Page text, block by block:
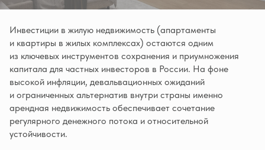
Инвестиции в жилую недвижимость (апартаменты
и квартиры в жилых комплексах) остаются одним
из ключевых инструментов сохранения и приумножения
капитала для частных инвесторов в России. На фоне
высокой инфляции, девальвационных ожиданий
и ограниченных альтернатив внутри страны именно
арендная недвижимость обеспечивает сочетание
регулярного денежного потока и относительной
устойчивости.